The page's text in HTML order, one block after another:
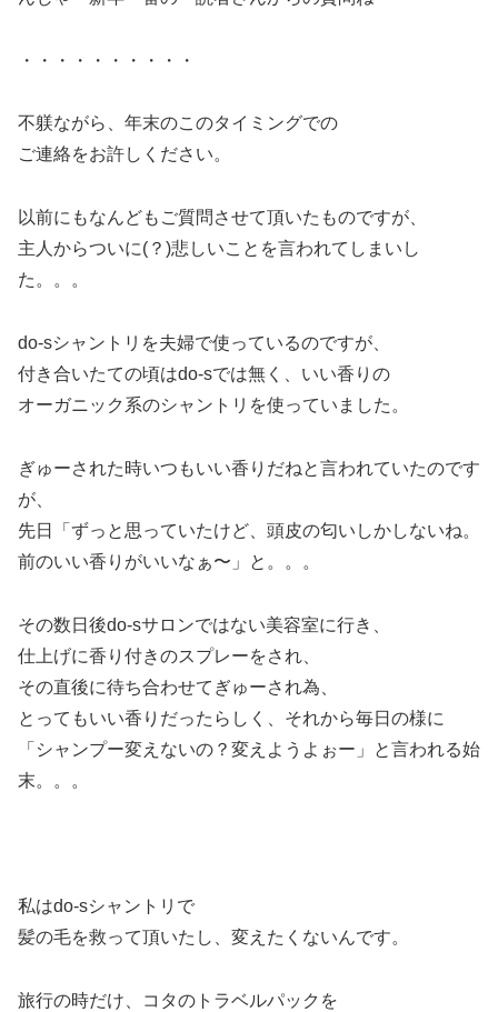
・・・・・・・・・・
不躾ながら、年末のこのタイミングでの
ご連絡をお許しください。
以前にもなんどもご質問させて頂いたものですが、
主人からついに(？)悲しいことを言われてしまいし
た。。。
do-sシャントリを夫婦で使っているのですが、
付き合いたての頃はdo-sでは無く、いい香りの
オーガニック系のシャントリを使っていました。
ぎゅーされた時いつもいい香りだねと言われていたのです
が、
先日「ずっと思っていたけど、頭皮の匂いしかしないね。
前のいい香りがいいなぁ〜」と。。。
その数日後do-sサロンではない美容室に行き、
仕上げに香り付きのスプレーをされ、
その直後に待ち合わせてぎゅーされ為、
とってもいい香りだったらしく、それから毎日の様に
「シャンプー変えないの？変えようよぉー」と言われる始
末。。。
私はdo-sシャントリで
髪の毛を救って頂いたし、変えたくないんです。
旅行の時だけ、コタのトラベルパックを